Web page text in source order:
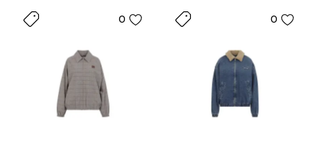
0 0